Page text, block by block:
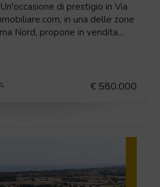
di prestigio in Via
in una delle zone
Nord, propone in vendita...
€ 580.000